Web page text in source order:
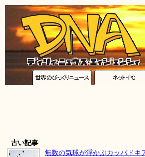
古い記事
無数の気球が浮かぶカッパドキ